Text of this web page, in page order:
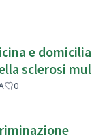
e
sclerosi
0